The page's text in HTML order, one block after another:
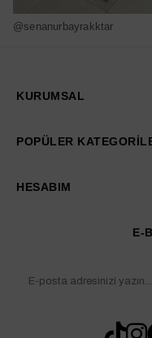
@senanurbayrakktar
KURUMSAL
POPÜLER
HESABIM
E-